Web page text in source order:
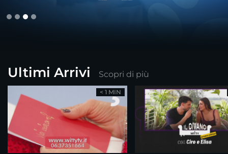
Ultimi Arrivi Scopri di più
< 1 MIN